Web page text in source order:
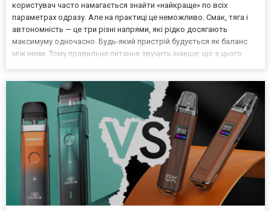
користувач часто намагається знайти «найкраще» по всіх
параметрах одразу. Але на практиці це неможливо. Смак, тяга і
автономність — це три різні напрями, які рідко досягають
максимуму одночасно. Будь-який пристрій будується як баланс
між ними. Тому правильне питання звучить інакше: що з цього